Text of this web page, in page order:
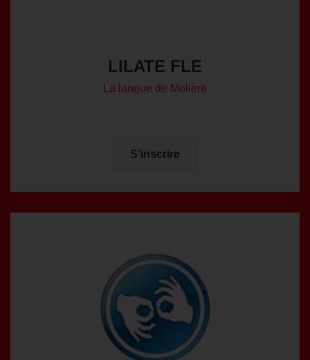
LILATE FLE
La langue de Molière
S'inscrire